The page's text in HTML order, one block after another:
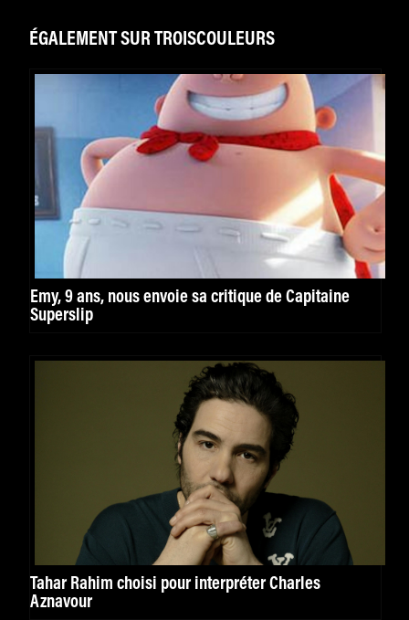
ÉGALEMENT SUR TROISCOULEURS
Emy, 9 ans, nous envoie sa critique de Capitaine
Superslip
Tahar Rahim choisi pour interpréter Charles
Aznavour